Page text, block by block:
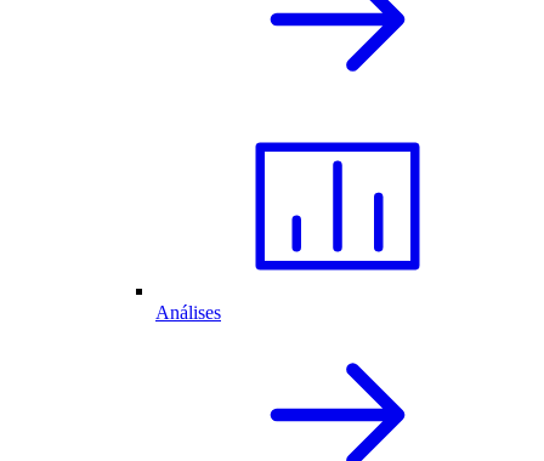
Análises